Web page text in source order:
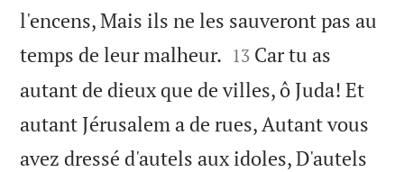
l'encens, Mais ils ne les sauveront pas au
temps de leur malheur. 

13 Car tu as
autant de dieux que de villes, ô Juda! Et
autant Jérusalem a de rues, Autant vous
avez dressé d'autels aux idoles, D'autels